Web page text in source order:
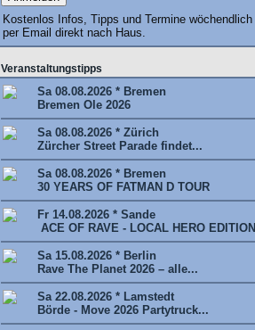
Kostenlos Infos, Tipps und Termine wöchendlich
per Email direkt nach Haus.
Veranstaltungstipps
Sa 08.08.2026 * Bremen
Bremen Ole 2026
Sa 08.08.2026 * Zürich
Zürcher Street Parade findet...
Sa 08.08.2026 * Bremen
30 YEARS OF FATMAN D TOUR
Fr 14.08.2026 * Sande
ACE OF RAVE - LOCAL HERO EDITION
Sa 15.08.2026 * Berlin
Rave The Planet 2026 – alle...
Sa 22.08.2026 * Lamstedt
Börde - Move 2026 Partytruck...